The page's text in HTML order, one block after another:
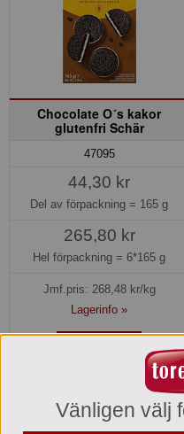
Chocolate O´s kakor
glutenfri Schär
47095
44,30 kr
Del av förpackning = 165 g
265,80 kr
Hel förpackning = 6*165 g
Jmf.pris: 268,48kr/kg
Lagerinfo »
Vänligen välj